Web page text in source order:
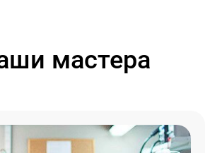
мастера